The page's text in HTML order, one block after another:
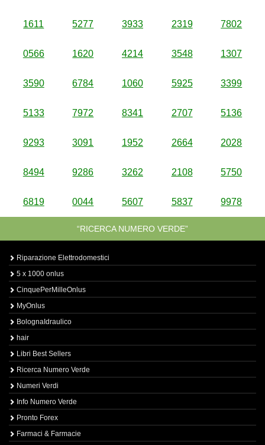
1611 5277 3933 2319 7802
0566 1620 4214 3548 1307
3590 6784 1060 5925 3399
5133 7972 8341 2707 5136
9293 3091 1952 2664 2028
8494 9286 3262 2108 5750
6819 0044 5607 5837 9978
“RICERCA NUMERO VERDE”
Riparazione Elettrodomestici
5 x 1000 onlus
CinquePerMilleOnlus
MyOnlus
BolognaIdraulico
hair
Libri Best Sellers
Ricerca Numero Verde
Numeri Verdi
Info Numero Verde
Pronto Forex
Farmaci & Farmacie